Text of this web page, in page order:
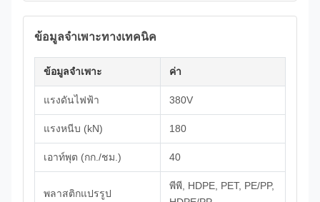
ข้อมูลจำเพาะทางเทคนิค
ข้อมูลจำเพาะ ค่า
แรงดันไฟฟ้า 380V
แรงหนีบ (kN) 180
เอาท์พุต (กก./ชม.) 40
พลาสติกแปรรูป
พีพี, HDPE, PET, PE/PP,